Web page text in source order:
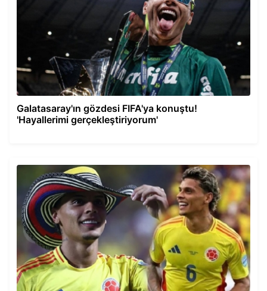
Galatasaray'ın gözdesi FIFA'ya konuştu!
'Hayallerimi gerçekleştiriyorum'